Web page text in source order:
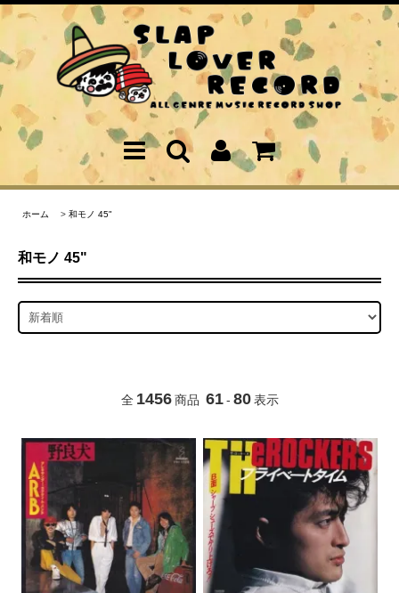
ホーム > 和モノ 45"
和モノ 45"
全 1456 商品 61 - 80 表示